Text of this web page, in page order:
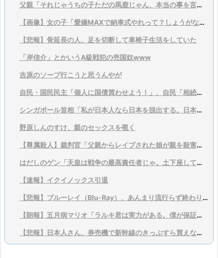
父親「それじゃうちの子ただの馬鹿じゃん、本当の事を言ってくれ」
【画像】女の子「愛嬌MAXで納車式やれって？しょうがないなあ…」
【悲報】骨延長の人、足を切断して車椅子生活をしていた
「岸信介」とかいうA級戦犯の売国奴www
吉原のソープ行こうと思うんやが
自民・国民民主「個人に国債買わせよう！」、自民「相続税減税で！」民民「NISA対象に！」
シンガポール首相「私が日本人なら日本を脱出する。日本には未来が見えない」
野原しんのすけ、親のセックスを覗く
【尊属殺人】裁判官「父親からレイプされた娘が親を殺害した事件、今の法律やと実刑は確定…せや!!」
はだしのゲン「天皇は戦争の最高責任者じゃ。土下座して謝るんがあたりまえじゃ！」
【速報】イクイノックス引退
【悲報】ブルーレイ（Blu-Ray）、あんまり流行らず終わりそう。何が駄目だった？
【朗報】五月病マリオ「ラルキ君は実力がある。僕が保証するよ？」
【悲報】日本人さん、券売機で新幹線のきっぷすら買えないアホばかりだった…